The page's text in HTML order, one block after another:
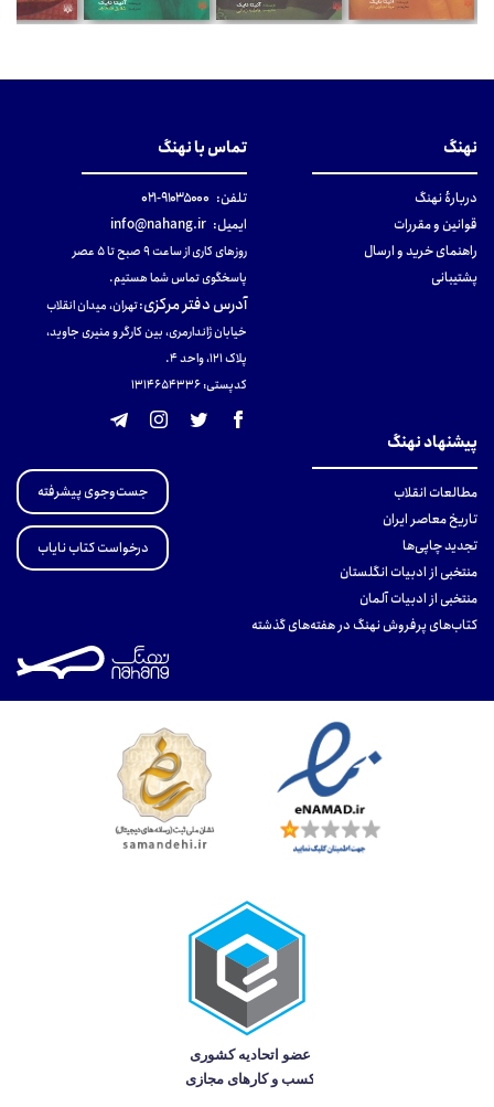
نهنگ
دربارهٔ نهنگ
قوانین و مقررات
راهنمای خرید و ارسال
پشتیبانی
تماس با نهنگ
تلفن: ۹۱۰۳۵۰۰۰-۰۲۱
ایمیل: info@nahang.ir
روزهای کاری از ساعت ۹ صبح تا ۵ عصر
پاسخگوی تماس شما هستیم.
آدرس دفتر مرکزی:تهران، میدان انقلاب
خیابان ژاندارمری، بین کارگر و منیری جاوید،
پلاک 121، واحد ۴.
کدپستی: 131465433۶
پیشنهاد نهنگ
مطالعات انقلاب
تاریخ معاصر ایران
تجدید چاپی‌ها
منتخبی از ادبیات انگلستان
منتخبی از ادبیات آلمان
کتاب‌های پرفروش نهنگ در هفته‌های گذشته
جست‌وجوی پیشرفته
درخواست کتاب نایاب